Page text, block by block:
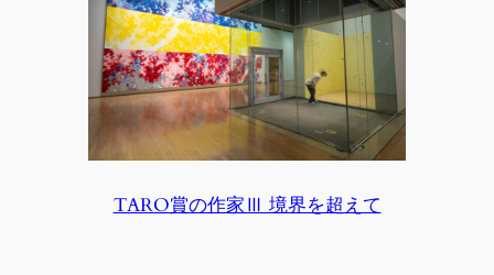
TARO賞の作家Ⅲ 境界を超えて